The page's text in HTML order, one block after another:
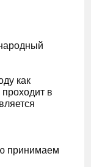
как
в
принимаем